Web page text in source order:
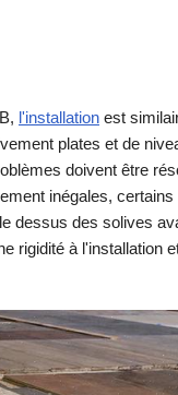
l'installation est
plates et de
doivent être
inégales, certains
dessus des solives
rigidité à l'installation